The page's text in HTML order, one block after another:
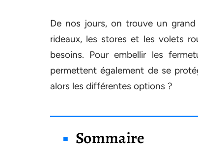
De nos jours, on trouve un
rideaux, les stores et les volets
besoins. Pour embellir les
permettent également de se
alors les différentes options ?
Sommaire